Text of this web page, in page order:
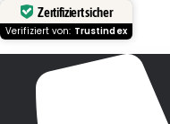
Zertifiziert sicher
Verifiziert von: Trustindex